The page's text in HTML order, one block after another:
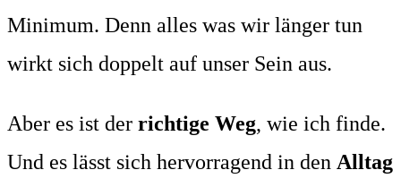
Minimum. Denn alles was wir länger tun
wirkt sich doppelt auf unser Sein aus.
Aber es ist der richtige Weg, wie ich finde.
Und es lässt sich hervorragend in den Alltag